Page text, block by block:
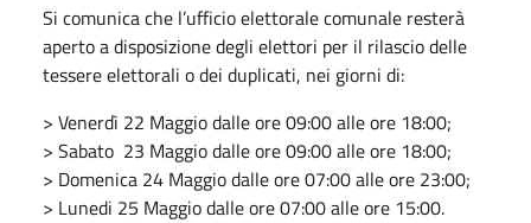
Si comunica che l’ufficio elettorale comunale resterà
aperto a disposizione degli elettori per il rilascio delle
tessere elettorali o dei duplicati, nei giorni di:
> Venerdì 22 Maggio dalle ore 09:00 alle ore 18:00;
> Sabato 23 Maggio dalle ore 09:00 alle ore 18:00;
> Domenica 24 Maggio dalle ore 07:00 alle ore 23:00;
> Lunedi 25 Maggio dalle ore 07:00 alle ore 15:00.